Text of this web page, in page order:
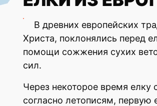
В древних европейских
Христа, поклонялись перед
помощи сожжения сухих
сил.
Через некоторое время елку
согласно летописям,